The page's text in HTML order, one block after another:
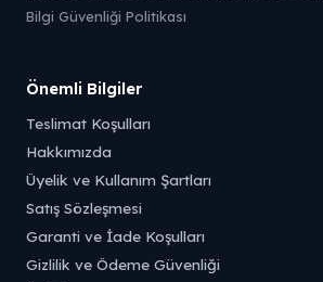
Bilgi Güvenliği Politikası
Önemli Bilgiler
Teslimat Koşulları
Hakkımızda
Üyelik ve Kullanım Şartları
Satış Sözleşmesi
Garanti ve İade Koşulları
Gizlilik ve Ödeme Güvenliği